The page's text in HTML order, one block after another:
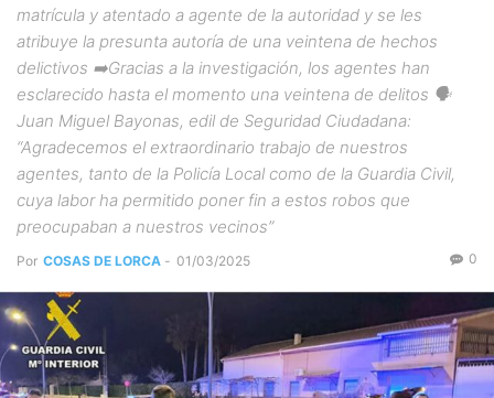
matrícula y atentado a agente de la autoridad y se les
atribuye la presunta autoría de una veintena de hechos
delictivos ➡️Gracias a la investigación, los agentes han
esclarecido hasta el momento una veintena de delitos 🗣️
Juan Miguel Bayonas, edil de Seguridad Ciudadana:
“Agradecemos el extraordinario trabajo de nuestros
agentes, tanto de la Policía Local como de la Guardia Civil,
cuya labor ha permitido poner fin a estos robos que
preocupaban a nuestros vecinos”
Por COSAS DE LORCA - 01/03/2025 0